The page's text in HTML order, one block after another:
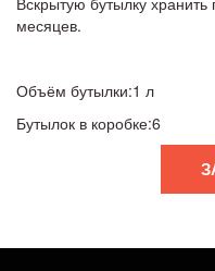
месяцев.
Объём бутылки:1 л
Бутылок в коробке:6